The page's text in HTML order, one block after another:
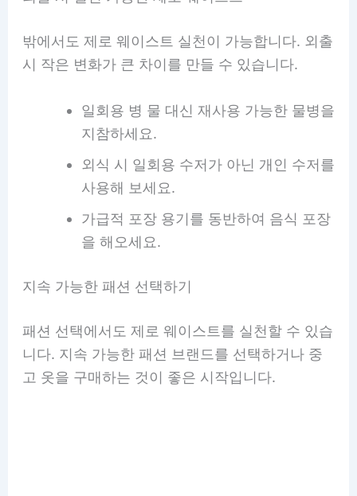
밖에서도 제로 웨이스트 실천이 가능합니다. 외출
시 작은 변화가 큰 차이를 만들 수 있습니다.
일회용 병 물 대신 재사용 가능한 물병을
지참하세요.
외식 시 일회용 수저가 아닌 개인 수저를
사용해 보세요.
가급적 포장 용기를 동반하여 음식 포장
을 해오세요.
지속 가능한 패션 선택하기
패션 선택에서도 제로 웨이스트를 실천할 수 있습
니다. 지속 가능한 패션 브랜드를 선택하거나 중
고 옷을 구매하는 것이 좋은 시작입니다.